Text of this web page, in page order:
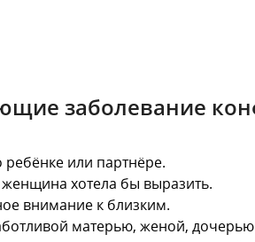
заболевание
или партнёре.
хотела бы выразить.
внимание к близким.
матерью, женой,